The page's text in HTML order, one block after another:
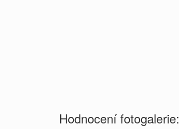
Hodnocení fotogalerie: